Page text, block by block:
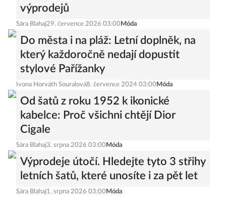
výprodejů
Sára Blahaj29. července 2026 03:00 Móda
Do města i na pláž: Letní doplněk, na
který každoročně nedají dopustit
stylové Pařížanky
Ivona Horváth Souralová8. července 2024 03:00 Móda
Od šatů z roku 1952 k ikonické
kabelce: Proč všichni chtějí Dior
Cigale
Sára Blahaj3. srpna 2026 03:00 Móda
Výprodeje útočí. Hledejte tyto 3 střihy
letních šatů, které unosíte i za pět let
Sára Blahaj1. srpna 2026 03:00 Móda